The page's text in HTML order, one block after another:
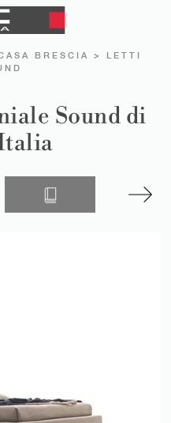
BRESCIA > LETTI
Sound di